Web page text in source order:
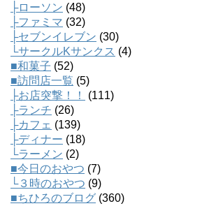
├ローソン (48)
├ファミマ (32)
├セブンイレブン (30)
└サークルKサンクス (4)
■和菓子 (52)
■訪問店一覧 (5)
├お店突撃！！
(111)
├ランチ (26)
├カフェ (139)
├ディナー (18)
└ラーメン (2)
■今日のおやつ (7)
└３時のおやつ (9)
■ちひろのブログ (360)